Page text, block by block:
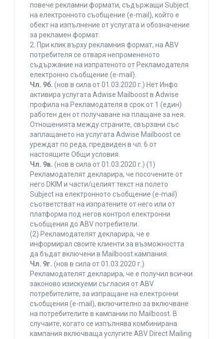
повече рекламни формати, съдържащи Subject
на електронното съобщение (e-mail), който е
обект на изпълнение от услугата и обозначение
за рекламен формат.
2. При клик върху рекламния формат, на ABV
потребителя се отваря непромененото
съдържание на изпратеното от Рекламодателя
електронно съобщение (e-mail).
Чл. 9б. (нов в сила от 01.03.2020 г.) Нет Инфо
активира услугата Adwise Mailboost в Adwise
профила на Рекламодателя в срок от 1 (един)
работен ден от получаване на плащане за нея.
Отношенията между страните, свързани със
заплащането на услугата Adwise Mailboost се
уреждат по реда, предвиден в чл. 6 от
настоящите Общи условия.
Чл. 9в. (нов в сила от 01.03.2020 г.) (1)
Рекламодателят декларира, че посочените от
него DKIM и части/целият текст на полето
Subject на електронното съобщение (e-mail)
съответстват на изпратените от него или от
платформа под негов контрол електронни
съобщения до ABV потребители.
(2) Рекламодателят декларира, че е
информирал своите клиенти за възможността
да бъдат включени в Mailboost кампания.
Чл. 9г. (нов в сила от 01.03.2020 г.)
Рекламодателят декларира, че е получил всички
законово изискуеми съгласия от ABV
потребителите, за изпращане на електронни
съобщения (e-mail), включително за включване
на потребителите в кампании по Mailboost. В
случаите, когато се изпълнява комбинирана
кампания включваща услугите ABV Direct Mailing